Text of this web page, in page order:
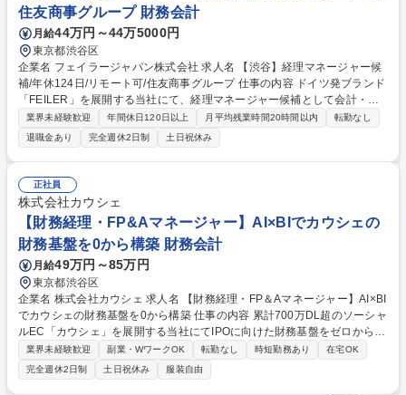
住友商事グループ 財務会計
月給44万円～44万5000円
東京都渋谷区
企業名 フェイラージャパン株式会社 求人名 【渋谷】経理マネージャー候
補/年休124日/リモート可/住友商事グループ 仕事の内容 ドイツ発ブランド
「FEILER」を展開する当社にて、経理マネージャー候補として会計・税
務全般をお任せいたします。初期はプレイングマネージャーとして実務と
教育の両面でのご活躍を期待します。 【業務内容】 ■会計：月次・年次決
算、売掛/買掛管理、固定資産・棚卸資産管理、債務管理、引当金、会計監
査対応、法改正対応。 ■税務：申告業務（法人税・地方税・消費税・事業
所税・償却資産税・印紙税等）、各種届出、税務調査対応、法改正対応。
【業務内容の変更範囲】当社の指定する業務 募集職種 【渋谷】経理マネ
ージャー候補/年休124日/リモート可/住友商事グループ
業界未経験歓迎 年間休日120日以上 月平均残業時間20時間以内
転勤なし
退職金あり
完全週休2日制 土日祝休み
正社員
株式会社カウシェ
【財務経理・FP&Aマネージャー】AI×BIでカウシェの
財務基盤を0から構築 財務会計
月給49万円～85万円
東京都渋谷区
企業名 株式会社カウシェ 求人名 【財務経理・FP＆Aマネージャー】AI×BI
でカウシェの財務基盤を0から構築 仕事の内容 累計700万DL超のソーシャ
ルEC「カウシェ」を展開する当社にてIPOに向けた財務基盤をゼロから構
築していただきます。プレイングマネージャーとして、チーム作りと実務
の両輪で事業成長を支える重要な役割です。 ■月次・年次決算の推進 ■3事
業モデルの会計標準化 ■予実管理・KPIレポート作成 ■BIダッシュボード整
業界未経験歓迎 副業・WワークOK 転勤なし 時短勤務あり
在宅OK
完全週休2日制
土日祝休み 服装自由